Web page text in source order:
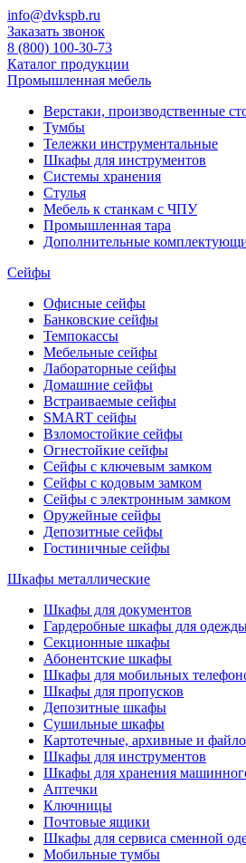
info@dvkspb.ru
Заказать звонок
8 (800) 100-30-73
Каталог продукции
Промышленная мебель
Верстаки, производственные
Тумбы
Тележки инструментальные
Шкафы для инструментов
Системы хранения
Стулья
Мебель к станкам с ЧПУ
Промышленная тара
Дополнительные
Сейфы
Офисные сейфы
Банковские сейфы
Темпокассы
Мебельные сейфы
Лабораторные сейфы
Домашние сейфы
Встраиваемые сейфы
SMART сейфы
Взломостойкие сейфы
Огнестойкие сейфы
Сейфы с ключевым замком
Сейфы с кодовым замком
Сейфы с электронным замком
Оружейные сейфы
Депозитные сейфы
Гостиничные сейфы
Шкафы металлические
Шкафы для документов
Гардеробные шкафы для
Секционные шкафы
Абонентские шкафы
Шкафы для мобильных
Шкафы для пропусков
Депозитные шкафы
Сушильные шкафы
Картотечные, архивные и
Шкафы для инструментов
Шкафы для хранения
Аптечки
Ключницы
Почтовые ящики
Шкафы для сервиса сменной
Мобильные тумбы